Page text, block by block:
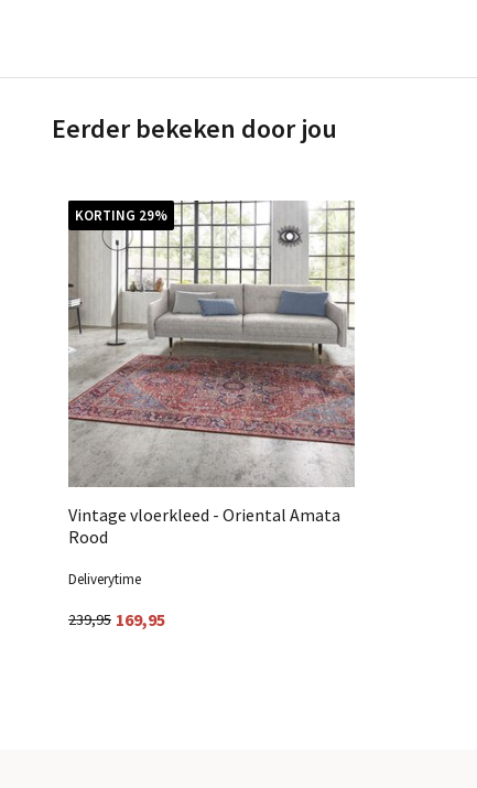
Eerder bekeken door jou
KORTING 29%
Vintage vloerkleed - Oriental Amata
Rood
Deliverytime
239,95 169,95